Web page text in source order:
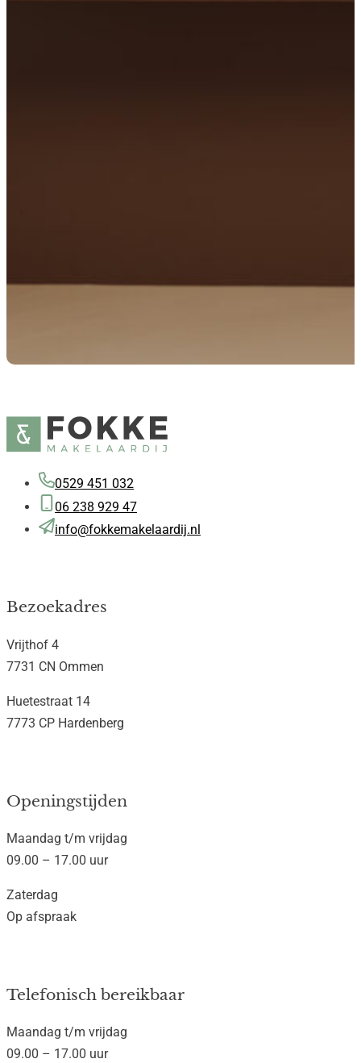
0529 451 032
06 238 929 47
info@fokkemakelaardij.nl
Bezoekadres
Vrijthof 4
7731 CN Ommen
Huetestraat 14
7773 CP Hardenberg
Openingstijden
Maandag t/m vrijdag
09.00 – 17.00 uur
Zaterdag
Op afspraak
Telefonisch bereikbaar
Maandag t/m vrijdag
09.00 – 17.00 uur